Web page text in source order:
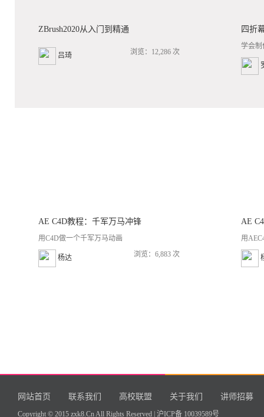
ZBrush2020从入门到精通
吕琦 浏览：12,286 次
四折
学会制
AE C4D教程：千军万马冲锋
用C4D做一个千军万马动画
杨达 浏览：6,883 次
AE
用
网站首页 联系我们 高校联盟 关于我们 讲师招募
Copyright © 2015 zxk8.Cn All Rights Reserved | 沪ICP备 10039589号